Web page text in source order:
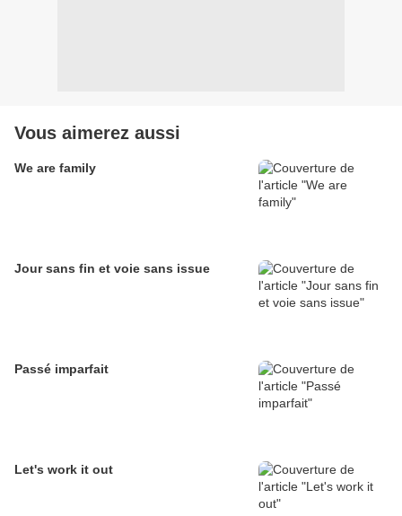
Vous aimerez aussi
We are family
Jour sans fin et voie sans issue
Passé imparfait
Let's work it out